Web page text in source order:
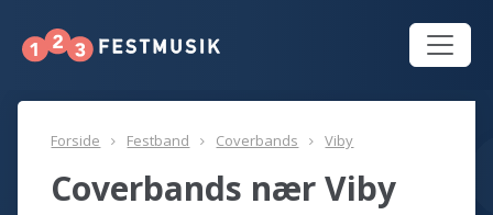
Forside Festband Coverbands Viby
Coverbands nær Viby